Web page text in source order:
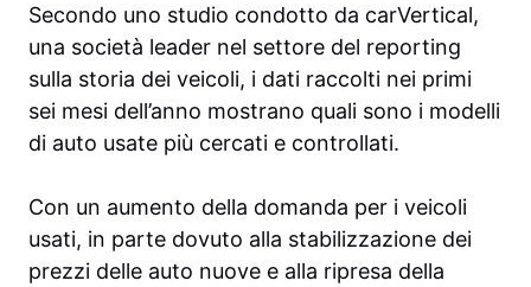
Secondo uno studio condotto da carVertical,
una società leader nel settore del reporting
sulla storia dei veicoli, i dati raccolti nei primi
sei mesi dell’anno mostrano quali sono i modelli
di auto usate più cercati e controllati.
Con un aumento della domanda per i veicoli
usati, in parte dovuto alla stabilizzazione dei
prezzi delle auto nuove e alla ripresa della